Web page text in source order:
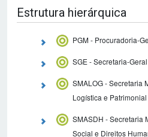
Estrutura hierárquica
GVP - Gabinete do
PGM - Procuradoria-
SGE - Secretaria-Geral
SMALOG - Secretaria
Logística e Patrimonial
SMASDH - Secretaria
Social e Direitos